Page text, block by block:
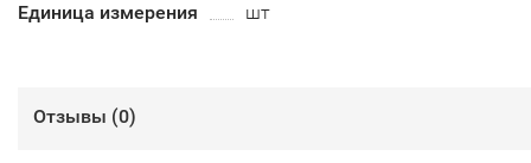
Единица измерения
шт
Отзывы (0)